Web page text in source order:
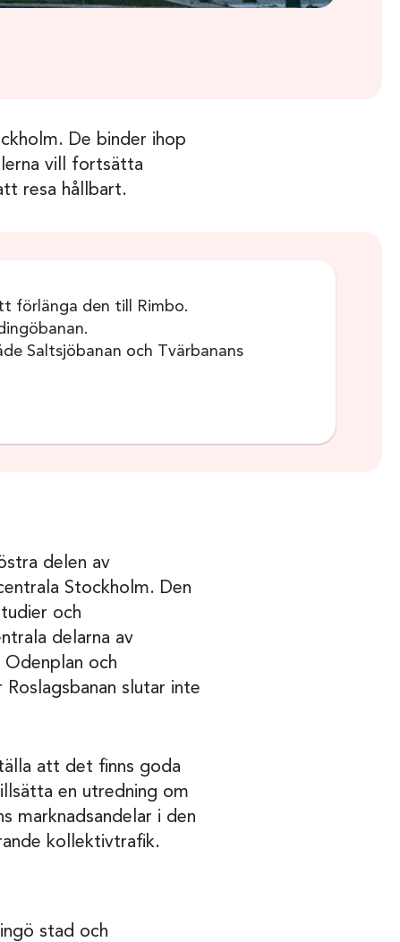
De binder ihop
vill fortsätta
resa hållbart.
förlänga den till Rimbo.
Saltsjöbanan och Tvärbanans
delen av
Stockholm. Den
och
delarna av
och
slutar inte
att det finns goda
en utredning om
marknadsandelar i den
kollektivtrafik.
stad och